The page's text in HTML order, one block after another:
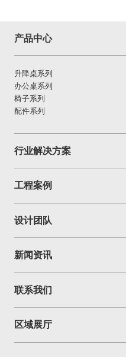
产品中心
升降桌系列
办公桌系列
椅子系列
配件系列
行业解决方案
工程案例
设计团队
新闻资讯
联系我们
区域展厅